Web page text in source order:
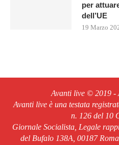
per
dell’UE
19 Marzo
Avanti live © 2019 -
Avanti live è una testata
n. 126 del 10
Giornale Socialista, Legale
del Bufalo 138A, 00187